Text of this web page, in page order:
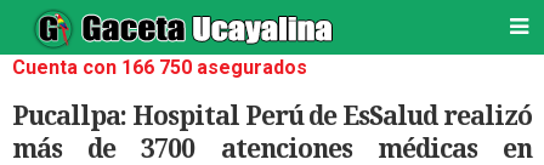
Cuenta con 166 750 asegurados
Pucallpa: Hospital Perú de EsSalud realizó
más de 3700 atenciones médicas en